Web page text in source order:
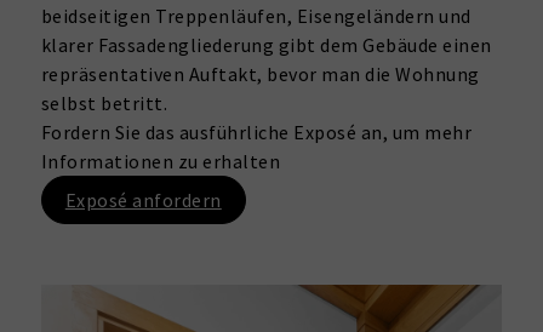
beidseitigen Treppenläufen, Eisengeländern und
klarer Fassadengliederung gibt dem Gebäude einen
repräsentativen Auftakt, bevor man die Wohnung
selbst betritt.
Fordern Sie das ausführliche Exposé an, um mehr
Informationen zu erhalten
Exposé anfordern